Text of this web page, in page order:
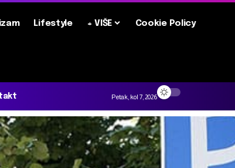
Lifestyle + VIŠE Cookie Policy
Petak, kol 7, 2026